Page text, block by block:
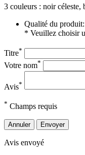
3 couleurs : noir céleste,
Qualité du produit:
* Veuillez choisir
Titre*
Votre nom*
Avis*
* Champs requis
Annuler Envoyer
Avis envoyé